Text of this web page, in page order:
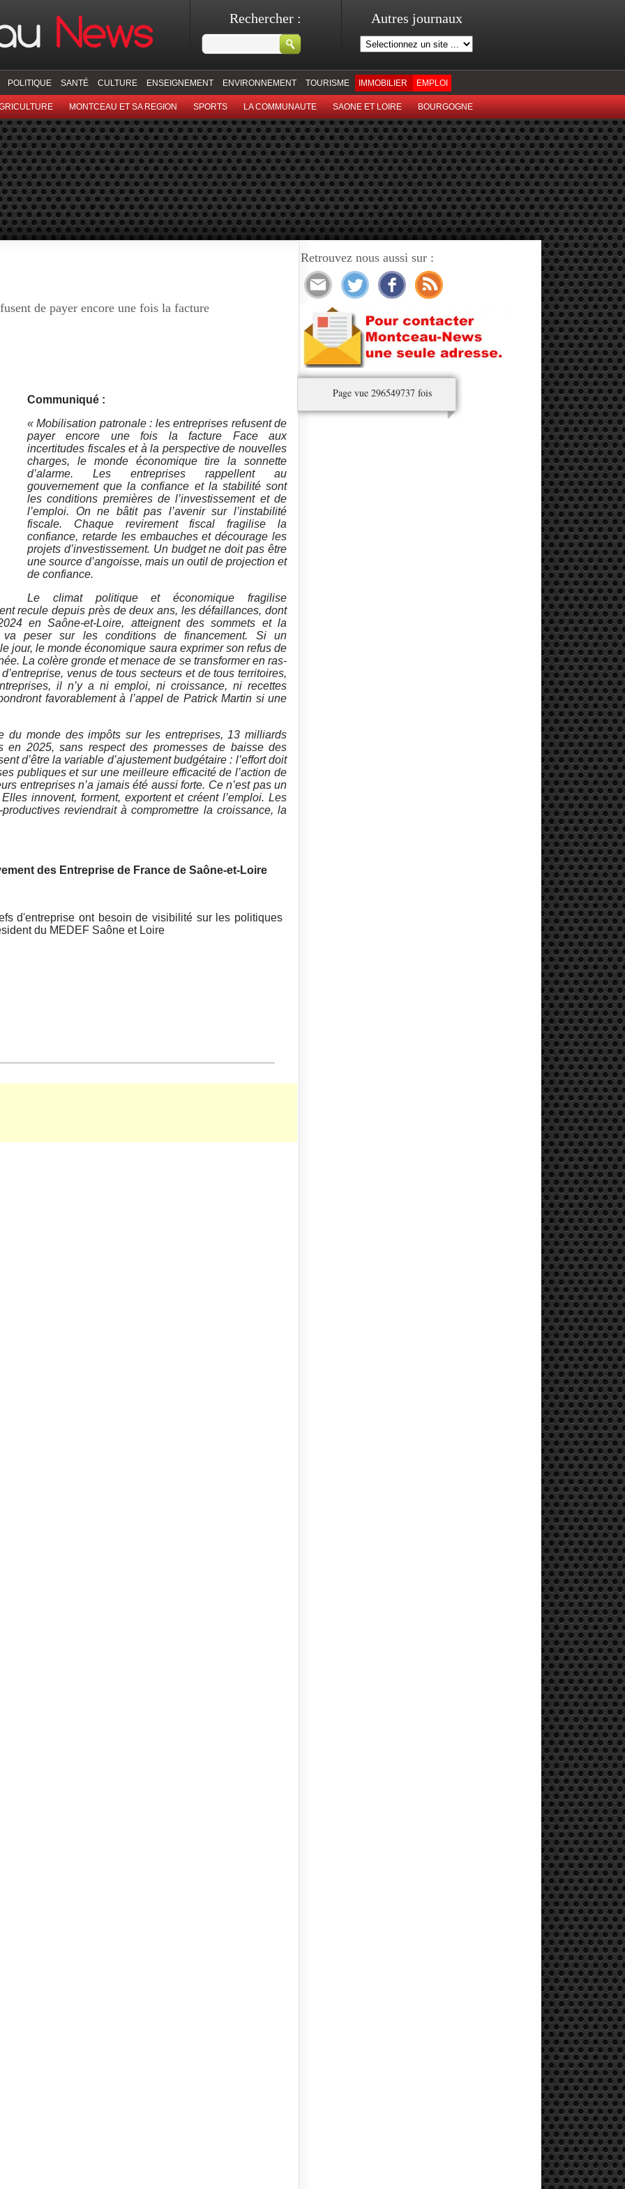
Rechercher : Autres journaux
POLITIQUE SANTÉ CULTURE ENSEIGNEMENT ENVIRONNEMENT TOURISME IMMOBILIER EMPLOI
MONTCEAU ET SA REGION SPORTS LA COMMUNAUTE SAONE ET LOIRE BOURGOGNE
de payer encore une fois la facture
Communiqué :
« Mobilisation patronale : les entreprises refusent de
payer encore une fois la facture Face aux
incertitudes fiscales et à la perspective de nouvelles
charges, le monde économique tire la sonnette
d’alarme. Les entreprises rappellent au
gouvernement que la confiance et la stabilité sont
les conditions premières de l’investissement et de
l’emploi. On ne bâtit pas l’avenir sur l’instabilité
fiscale. Chaque revirement fiscal fragilise la
confiance, retarde les embauches et décourage les
projets d’investissement. Un budget ne doit pas être
une source d’angoisse, mais un outil de projection et
de confiance.
Le climat politique et économique fragilise
recule depuis près de deux ans, les défaillances, dont
en Saône-et-Loire, atteignent des sommets et la
peser sur les conditions de financement. Si un
jour, le monde économique saura exprimer son refus de
La colère gronde et menace de se transformer en ras-
venus de tous secteurs et de tous territoires,
il n’y a ni emploi, ni croissance, ni recettes
favorablement à l’appel de Patrick Martin si une
du monde des impôts sur les entreprises, 13 milliards
en 2025, sans respect des promesses de baisse des
d’être la variable d’ajustement budgétaire : l’effort doit
publiques et sur une meilleure efficacité de l’action de
entreprises n’a jamais été aussi forte. Ce n’est pas un
innovent, forment, exportent et créent l’emploi. Les
reviendrait à compromettre la croissance, la
des Entreprise de France de Saône-et-Loire
Retrouvez nous aussi sur :
Page vue 296549737 fois